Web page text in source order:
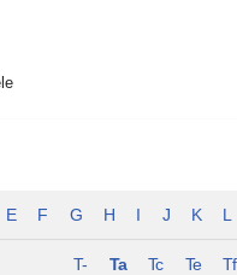
E F G H I J K L
T- Ta Tc Te Tf